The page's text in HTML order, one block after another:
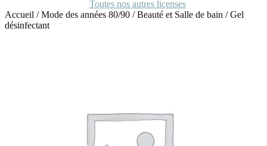
Toutes nos autres licenses
Accueil /Mode des années 80/90 /Beauté et Salle de bain /Gel
désinfectant